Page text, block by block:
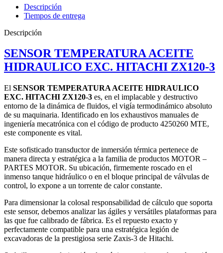
Descripción
Tiempos de entrega
Descripción
SENSOR TEMPERATURA ACEITE
HIDRAULICO EXC. HITACHI ZX120-3
El SENSOR TEMPERATURA ACEITE HIDRAULICO
EXC. HITACHI ZX120-3 es, en el implacable y destructivo
entorno de la dinámica de fluidos, el vigía termodinámico absoluto
de su maquinaria. Identificado en los exhaustivos manuales de
ingeniería mecatrónica con el código de producto 4250260 MTE,
este componente es vital.
Este sofisticado transductor de inmersión térmica pertenece de
manera directa y estratégica a la familia de productos MOTOR –
PARTES MOTOR. Su ubicación, firmemente roscado en el
inmenso tanque hidráulico o en el bloque principal de válvulas de
control, lo expone a un torrente de calor constante.
Para dimensionar la colosal responsabilidad de cálculo que soporta
este sensor, debemos analizar las ágiles y versátiles plataformas para
las que fue calibrado de fábrica. Es el repuesto exacto y
perfectamente compatible para una estratégica legión de
excavadoras de la prestigiosa serie Zaxis-3 de Hitachi.